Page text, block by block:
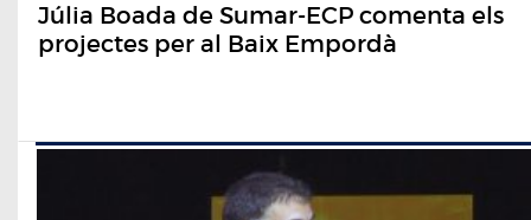
Júlia Boada de Sumar-ECP comenta els
projectes per al Baix Empordà